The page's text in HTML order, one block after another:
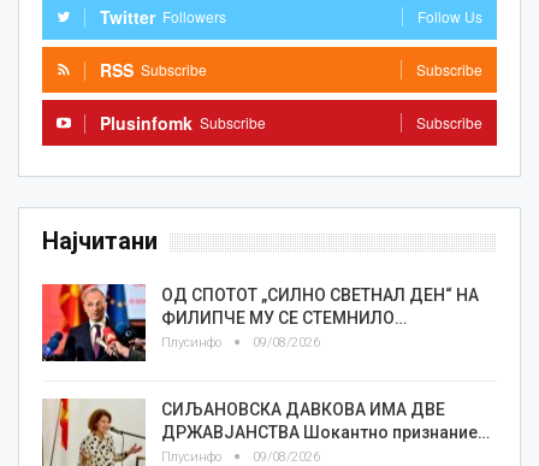
Twitter Followers Follow Us
RSS Subscribe Subscribe
Plusinfomk Subscribe Subscribe
Најчитани
ОД СПОТОТ „СИЛНО СВЕТНАЛ ДЕН“ НА
ФИЛИПЧЕ МУ СЕ СТЕМНИЛО…
Плусинфо 09/08/2026
СИЉАНОВСКА ДАВКОВА ИМА ДВЕ
ДРЖАВЈАНСТВА Шокантно признание…
Плусинфо 09/08/2026